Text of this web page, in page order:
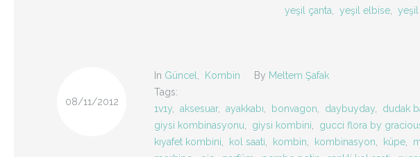
yeşil çanta
yeşil elbise,
08/11/2012
In Güncel Kombin By Meltem Şafak
Tags:
1v1y
aksesuar, ayakkabı bonvagon daybuyday dudak
giysi kombinasyonu
giysi kombini gucci flora by
kıyafet kombini
kol saati kombin kombinasyon küpe